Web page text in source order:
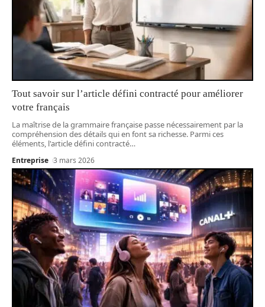
Tout savoir sur l’article défini contracté pour améliorer
votre français
La maîtrise de la grammaire française passe nécessairement par la
compréhension des détails qui en font sa richesse. Parmi ces
éléments, l'article défini contracté…
Entreprise 3 mars 2026